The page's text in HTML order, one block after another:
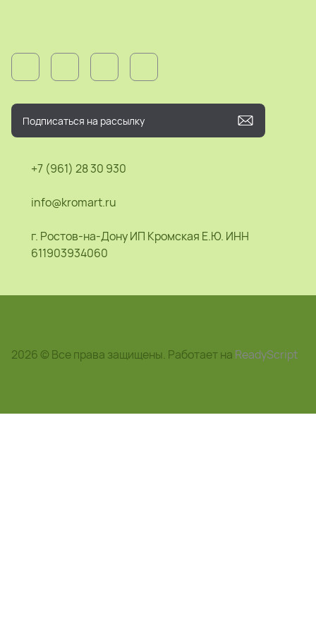
+7 (961) 28 30 930
info@kromart.ru
г. Ростов-на-Дону ИП Кромская Е.Ю. ИНН
611903934060
2026 © Все права защищены. Работает на ReadyScript